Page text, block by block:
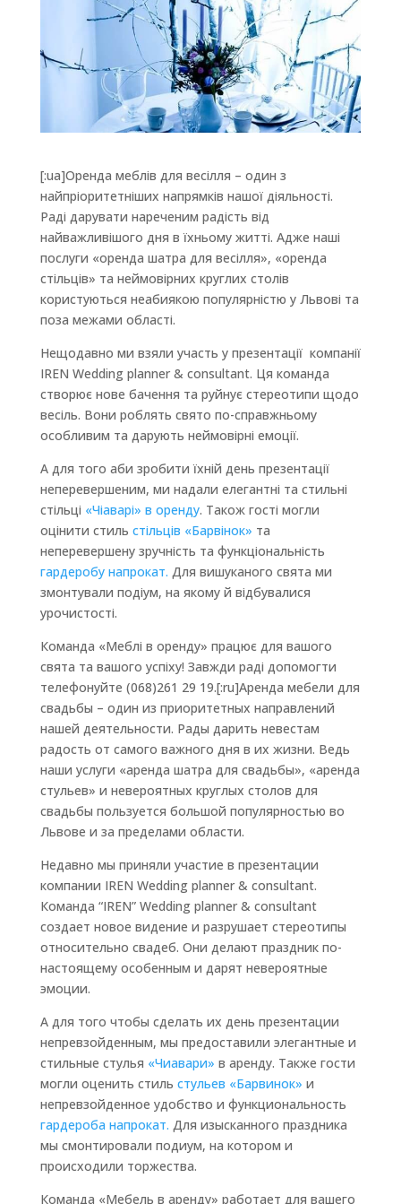
[:ua]Оренда меблів для весілля – один з
найпріоритетніших напрямків нашої діяльності.
Раді дарувати нареченим радість від
найважливішого дня в їхньому житті. Адже наші
послуги «оренда шатра для весілля», «оренда
стільців» та неймовірних круглих столів
користуються неабиякою популярністю у Львові та
поза межами області.
Нещодавно ми взяли участь у презентації компанії
IREN Wedding planner & consultant. Ця команда
створює нове бачення та руйнує стереотипи щодо
весіль. Вони роблять свято по-справжньому
особливим та дарують неймовірні емоції.
А для того аби зробити їхній день презентації
неперевершеним, ми надали елегантні та стильні
стільці «Чіаварі» в оренду. Також гості могли
оцінити стиль стільців «Барвінок» та
неперевершену зручність та функціональність
гардеробу напрокат. Для вишуканого свята ми
змонтували подіум, на якому й відбувалися
урочистості.
Команда «Меблі в оренду» працює для вашого
свята та вашого успіху! Завжди раді допомогти
телефонуйте (068)261 29 19.[:ru]Аренда мебели для
свадьбы – один из приоритетных направлений
нашей деятельности. Рады дарить невестам
радость от самого важного дня в их жизни. Ведь
наши услуги «аренда шатра для свадьбы», «аренда
стульев» и невероятных круглых столов для
свадьбы пользуется большой популярностью во
Львове и за пределами области.
Недавно мы приняли участие в презентации
компании IREN Wedding planner & consultant.
Команда “IREN” Wedding planner & consultant
создает новое видение и разрушает стереотипы
относительно свадеб. Они делают праздник по-
настоящему особенным и дарят невероятные
эмоции.
А для того чтобы сделать их день презентации
непревзойденным, мы предоставили элегантные и
стильные стулья «Чиавари» в аренду. Также гости
могли оценить стиль стульев «Барвинок» и
непревзойденное удобство и функциональность
гардероба напрокат. Для изысканного праздника
мы смонтировали подиум, на котором и
происходили торжества.
Команда «Мебель в аренду» работает для вашего